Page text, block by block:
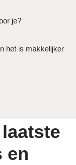
je?
het is makkelijker
en